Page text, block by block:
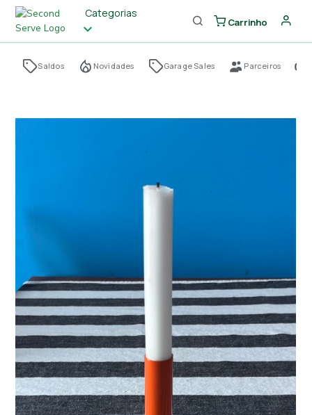
Categorias
Carrinho
Saldos Novidades Garage Sales Parceiros